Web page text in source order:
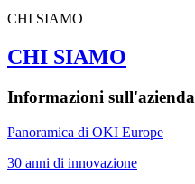
CHI SIAMO
CHI SIAMO
Informazioni sull'azienda
Panoramica di OKI Europe
30 anni di innovazione